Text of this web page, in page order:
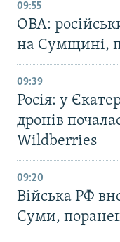
09:55
ОВА:
на Сумщині,
09:39
Росія: у
дронів
Wildberries
09:20
Війська РФ
Суми,